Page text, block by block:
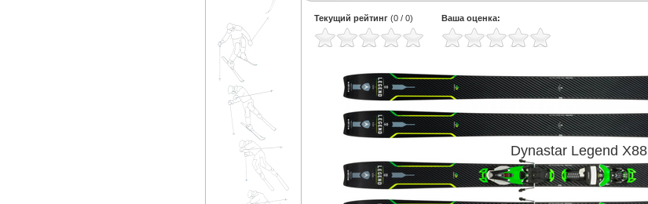
Текущий рейтинг (0 / 0) Ваша оценка:
Dynastar Legend X88